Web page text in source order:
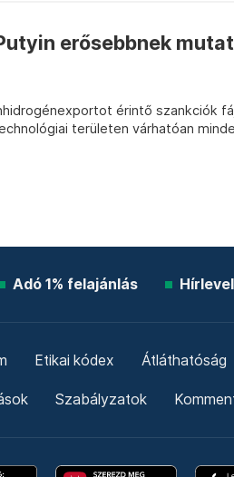
erősebbnek
érintő szankciók
területen várhatóan
Adó 1% felajánlás
Etikai kódex Átláthatóság
Szabályzatok